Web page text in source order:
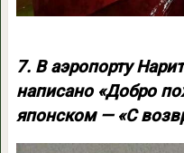
7. В аэропорту
написано «Добро
японском — «С